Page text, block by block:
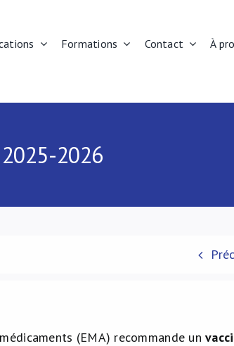
Formations Contact À
2026
(EMA) recommande un